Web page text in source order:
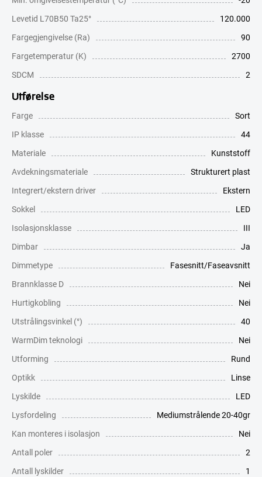
Levetid L70B50 Ta25°
120.000
Fargegjengivelse (Ra)
90
Fargetemperatur (K)
2700
SDCM
2
Utførelse
Farge
Sort
IP klasse
44
Materiale
Kunststoff
Avdekningsmateriale
Strukturert plast
Integrert/ekstern driver
Ekstern
Sokkel
LED
Isolasjonsklasse
III
Dimbar
Ja
Dimmetype
Fasesnitt/Faseavsnitt
Brannklasse D
Nei
Hurtigkobling
Nei
Utstrålingsvinkel (°)
40
WarmDim teknologi
Nei
Utforming
Rund
Optikk
Linse
Lyskilde
LED
Lysfordeling
Mediumstrålende 20-40gr
Kan monteres i isolasjon
Nei
Antall poler
2
Antall lyskilder
1